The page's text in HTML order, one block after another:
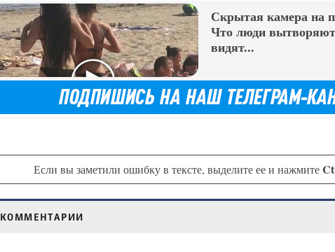
Скрытая камера на
Что люди
видят...
Если вы заметили ошибку в тексте, выделите ее и нажмите
КОММЕНТАРИИ